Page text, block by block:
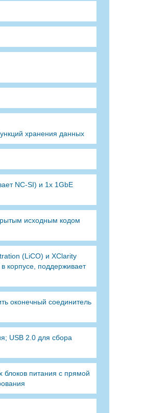
хранения данных
NC-SI) и 1x 1GbE
исходным кодом
(LiCO) и XClarity
корпусе, поддерживает
оконечный соединитель
USB 2.0 для сбора
питания с прямой